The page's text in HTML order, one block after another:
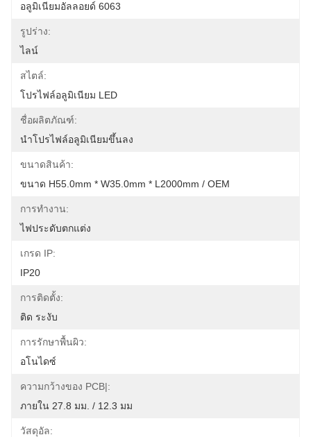
อลูมิเนียมอัลลอยด์ 6063
รูปร่าง:
ไลน์
สไตล์:
โปรไฟล์อลูมิเนียม LED
ชื่อผลิตภัณฑ์:
นำโปรไฟล์อลูมิเนียมขึ้นลง
ขนาดสินค้า:
ขนาด H55.0mm * W35.0mm * L2000mm / OEM
การทำงาน:
ไฟประดับตกแต่ง
เกรด IP:
IP20
การติดตั้ง:
ติด ระงับ
การรักษาพื้นผิว:
อโนไดซ์
ความกว้างของ PCB|:
ภายใน 27.8 มม. / 12.3 มม
วัสดุอัล: